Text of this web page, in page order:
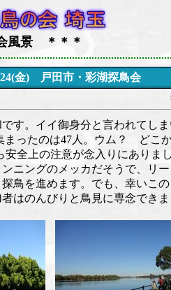
風景 ＊＊＊
24(金) 戸田市・彩湖探鳥会
す。イイ御身分と言われてし
まったのは47人。ウム？ どこ
全上の注意が念入りにありま
ニングのメッカだそうで、リ
鳥を進めます。でも、幸いこ
はのんびりと鳥見に専念でき